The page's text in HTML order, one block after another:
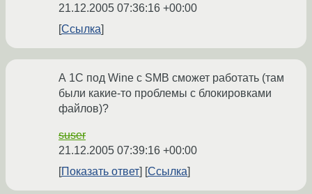
21.12.2005 07:36:16 +00:00
Ссылка
А 1C под Wine с SMB сможет работать (там
были какие-то проблемы с блокировками
файлов)?
suser
21.12.2005 07:39:16 +00:00
Показать ответ
Ссылка